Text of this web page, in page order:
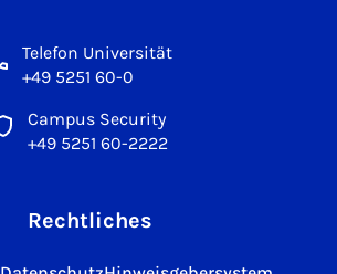
Telefon Universität
+49 5251 60-0
Campus Security
+49 5251 60-2222
Rechtliches